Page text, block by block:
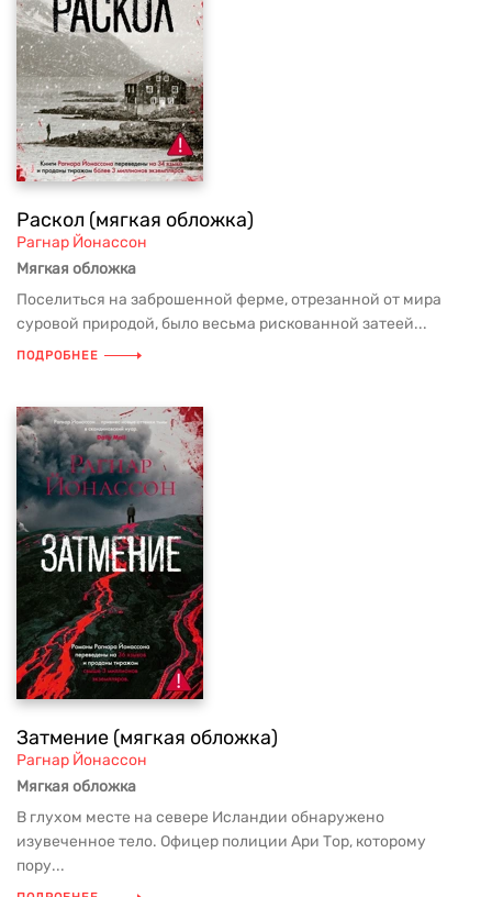
Раскол (мягкая обложка)
Рагнар Йонассон
Мягкая обложка
Поселиться на заброшенной ферме, отрезанной от мира
суровой природой, было весьма рискованной затеей...
ПОДРОБНЕЕ
Затмение (мягкая обложка)
Рагнар Йонассон
Мягкая обложка
В глухом месте на севере Исландии обнаружено
изувеченное тело. Офицер полиции Ари Тор, которому
пору...